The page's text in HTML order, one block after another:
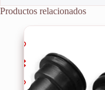
Productos relacionados